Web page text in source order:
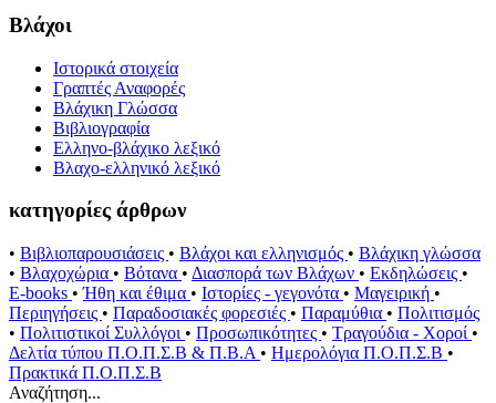
Βλάχοι
Ιστορικά στοιχεία
Γραπτές Αναφορές
Βλάχικη Γλώσσα
Βιβλιογραφία
Ελληνο-βλάχικο λεξικό
Βλαχο-ελληνικό λεξικό
κατηγορίες άρθρων
• Βιβλιοπαρουσιάσεις • Βλάχοι και ελληνισμός • Βλάχικη γλώσσα
• Βλαχοχώρια • Βότανα • Διασπορά των Βλάχων • Εκδηλώσεις •
E-books •Ήθη και έθιμα • Ιστορίες - γεγονότα • Μαγειρική •
Περιηγήσεις • Παραδοσιακές φορεσιές • Παραμύθια • Πολιτισμός
• Πολιτιστικοί Συλλόγοι • Προσωπικότητες • Τραγούδια - Χοροί •
Δελτία τύπου Π.Ο.Π.Σ.Β & Π.Β.Α • Ημερολόγια Π.Ο.Π.Σ.Β •
Πρακτικά Π.Ο.Π.Σ.Β
Αναζήτηση...